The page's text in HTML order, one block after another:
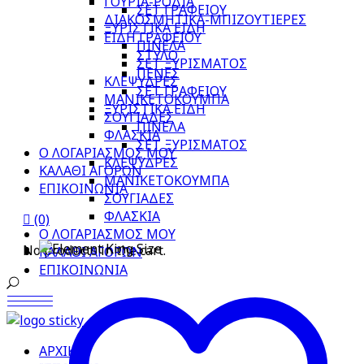
ΣΕΤ ΓΡΑΦΕΙΟΥ
ΞΥΡΙΣΤΙΚΑ ΕΙΔΗ
ΠΙΝΕΛΑ
ΣΕΤ ΞΥΡΙΣΜΑΤΟΣ
ΚΛΕΨΥΔΡΕΣ
ΜΑΝΙΚΕΤΟΚΟΥΜΠΑ
ΣΟΥΓΙΑΔΕΣ
ΦΛΑΣΚΙΑ
Ο ΛΟΓΑΡΙΑΣΜΟΣ ΜΟΥ
ΚΑΛΑΘΙ ΑΓΟΡΩΝ
ΕΠΙΚΟΙΝΩΝΙΑ
(0)
No products in the cart.
ΑΡΧΙΚΗ
ΔΙΑΚΟΣΜΗΤΙΚΑ-ΜΠΙΖΟΥΤΙΕΡΕΣ
ΕΙΔΗ ΓΡΑΦΕΙΟΥ
ΣΤΥΛΟ
ΠΕΝΕΣ
ΣΕΤ ΓΡΑΦΕΙΟΥ
ΞΥΡΙΣΤΙΚΑ ΕΙΔΗ
ΠΙΝΕΛΑ
ΣΕΤ ΞΥΡΙΣΜΑΤΟΣ
ΚΛΕΨΥΔΡΕΣ
ΜΑΝΙΚΕΤΟΚΟΥΜΠΑ
ΣΟΥΓΙΑΔΕΣ
ΦΛΑΣΚΙΑ
Ο ΛΟΓΑΡΙΑΣΜΟΣ ΜΟΥ
ΚΑΛΑΘΙ ΑΓΟΡΩΝ
ΕΠΙΚΟΙΝΩΝΙΑ